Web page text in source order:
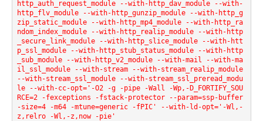
http_auth_request_module --with-http_dav_module --with-
http_flv_module --with-http_gunzip_module --with-http_g
zip_static_module --with-http_mp4_module --with-http_ra
ndom_index_module --with-http_realip_module --with-http
_secure_link_module --with-http_slice_module --with-htt
p_ssl_module --with-http_stub_status_module --with-http
_sub_module --with-http_v2_module --with-mail --with-ma
il_ssl_module --with-stream --with-stream_realip_module
--with-stream_ssl_module --with-stream_ssl_preread_modu
le --with-cc-opt='-O2 -g -pipe -Wall -Wp,-D_FORTIFY_SOU
RCE=2 -fexceptions -fstack-protector --param=ssp-buffer
-size=4 -m64 -mtune=generic -fPIC' --with-ld-opt='-Wl,-
z,relro -Wl,-z,now -pie'